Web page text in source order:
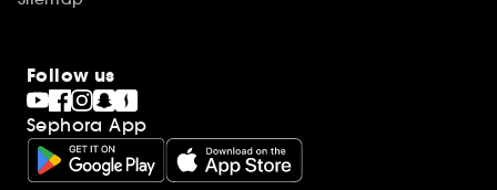
Follow us
Sephora App